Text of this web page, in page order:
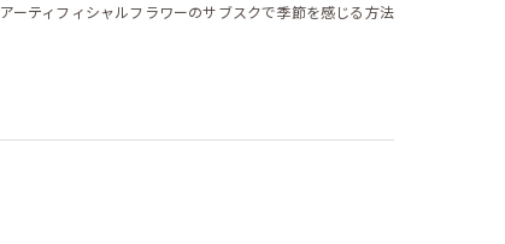
アーティフィシャルフラワーのサブスクで季節を感じる方法